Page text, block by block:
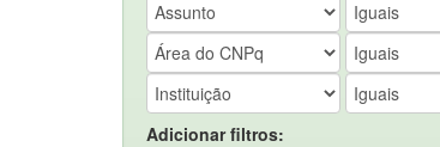
Adicionar filtros: